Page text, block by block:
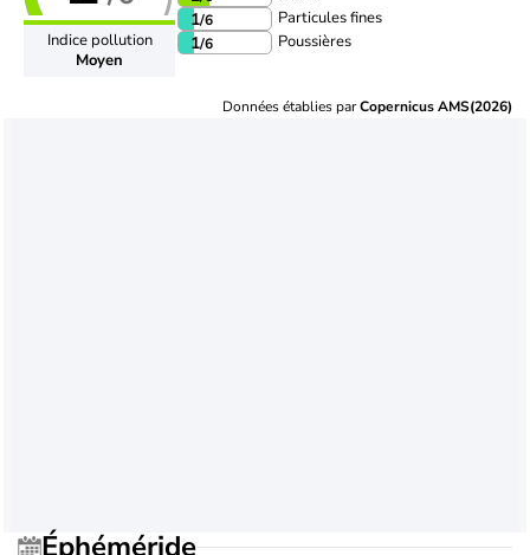
Indice pollution
Moyen
1/6 Particules fines
1/6 Poussières
Données établies parCopernicus AMS(2026)
Éphéméride